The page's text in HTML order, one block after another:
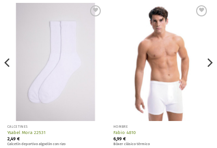
CALCETINES
Ysabel Mora 22531
2,49 €
Calcetín deportivo algodón con rizo
HOMBRE
Fabio 4810
6,99 €
Bóxer clásico térmico